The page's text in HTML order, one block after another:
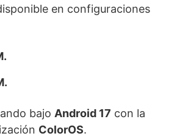
en configuraciones
bajo Android 17 con la
ColorOS.